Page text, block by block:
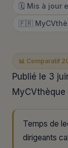
🗓️ Mis à jour
🇫🇷
📊 Comparatif
Publié le 3
MyCVthèque
Temps de
dirigeants